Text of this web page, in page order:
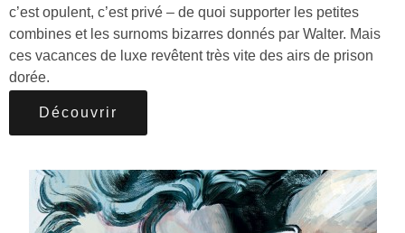
c’est opulent, c’est privé – de quoi supporter les petites
combines et les surnoms bizarres donnés par Walter. Mais
ces vacances de luxe revêtent très vite des airs de prison
dorée.
Découvrir